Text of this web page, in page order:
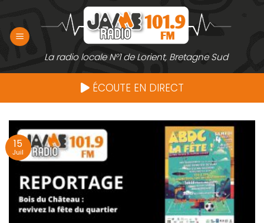
contenu
La radio locale N°1 de Lorient, Bretagne Sud
ÉCOUTE EN DIRECT
15
Juil